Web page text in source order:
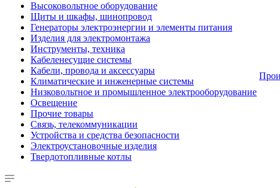
Высоковольтное оборудование
Щиты и шкафы, шинопровод
Генераторы электроэнергии и элементы питания
Изделия для электромонтажа
Инструменты, техника
Кабеленесущие системы
Кабели, провода и аксессуары
Климатические и инженерные системы
Низковольтное и промышленное электрооборудование
Освещение
Прочие товары
Связь, телекоммуникации
Устройства и средства безопасности
Электроустановочные изделия
Твердотопливные котлы